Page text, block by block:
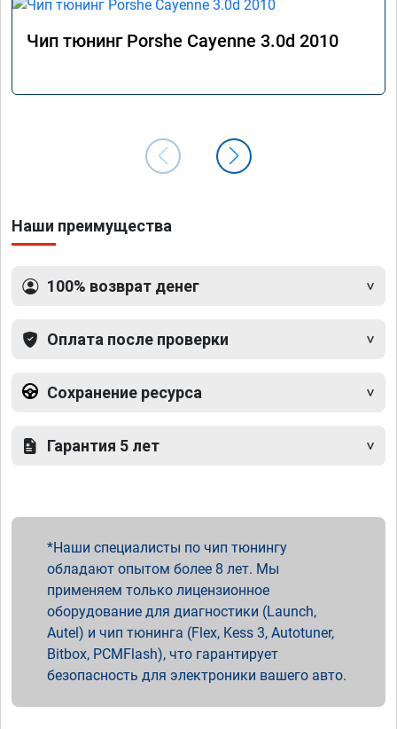
Чип тюнинг Porshe Cayenne 3.0d 2010
Наши преимущества
100% возврат денег
Оплата после проверки
Сохранение ресурса
Гарантия 5 лет
Наши специалисты по чип тюнингу
обладают опытом более 8 лет. Мы
применяем только лицензионное
оборудование для диагностики (Launch,
Autel) и чип тюнинга (Flex, Kess 3, Autotuner,
Bitbox, PCMFlash), что гарантирует
безопасность для электроники вашего авто.